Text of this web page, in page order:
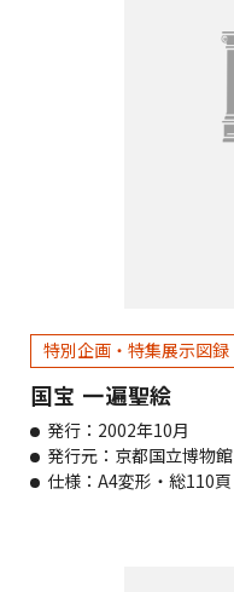
特別企画・特集展示図録
国宝 一遍聖絵
発行：2002年10月
発行元：京都国立博物館
仕様：A4変形・総110頁